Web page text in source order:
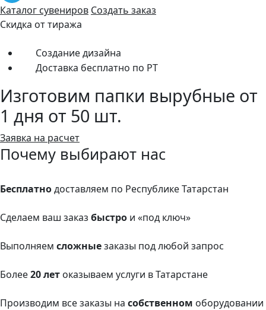
Каталог сувениров Создать заказ
Скидка от тиража
Создание дизайна
Доставка бесплатно по РТ
Изготовим папки вырубные от
1 дня от 50 шт.
Заявка на расчет
Почему выбирают нас
Бесплатнодоставляем по Республике Татарстан
Сделаем ваш заказ быстро и «под ключ»
Выполняем сложныезаказы под любой запрос
Более20 лет оказываем услуги в Татарстане
Производим все заказы на собственном оборудовании